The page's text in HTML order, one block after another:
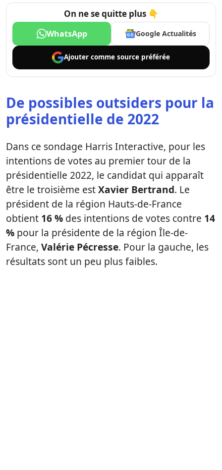
On ne se quitte plus 👇
WhatsApp Google Actualités
Ajouter comme source préférée
De possibles outsiders pour la
présidentielle de 2022
Dans ce sondage Harris Interactive, pour les
intentions de votes au premier tour de la
présidentielle 2022, le candidat qui apparaît
être le troisième estXavier Bertrand. Le
président de la région Hauts-de-France
obtient 16 % des intentions de votes contre 14
% pour la présidente de la région Île-de-
France, Valérie Pécresse. Pour la gauche, les
résultats sont un peu plus faibles.